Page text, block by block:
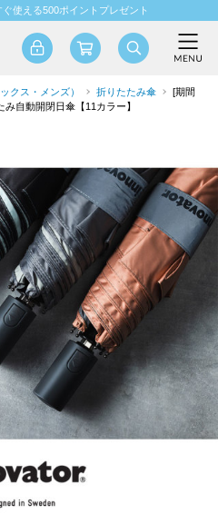
使える500ポイントプレゼント
クス・メンズ） 折りたたみ傘
[期間
自動開閉日傘【11カラー】